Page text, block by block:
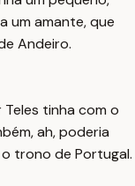
um amante, que
Andeiro.
tinha com o
ah, poderia
trono de Portugal.